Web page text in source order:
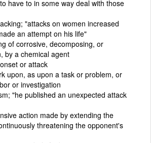
have to in some way deal with those
"attacks on women increased
an attempt on his life"
of corrosive, decomposing, or
by a chemical agent
or attack
upon, as upon a task or problem, or
or investigation
"he published an unexpected attack
action made by extending the
threatening the opponent's